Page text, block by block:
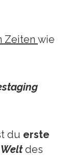
Zeiten wie
du erste
Weltdes